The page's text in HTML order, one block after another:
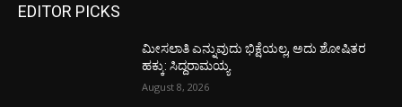
EDITOR PICKS
ಮೀಸಲಾತಿ ಎನ್ನುವುದು ಭಿಕ್ಷೆಯಲ್ಲ, ಅದು ಶೋಷಿತರ
ಹಕ್ಕು: ಸಿದ್ದರಾಮಯ್ಯ
August 8, 2026